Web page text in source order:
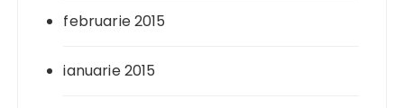
februarie 2015
ianuarie 2015